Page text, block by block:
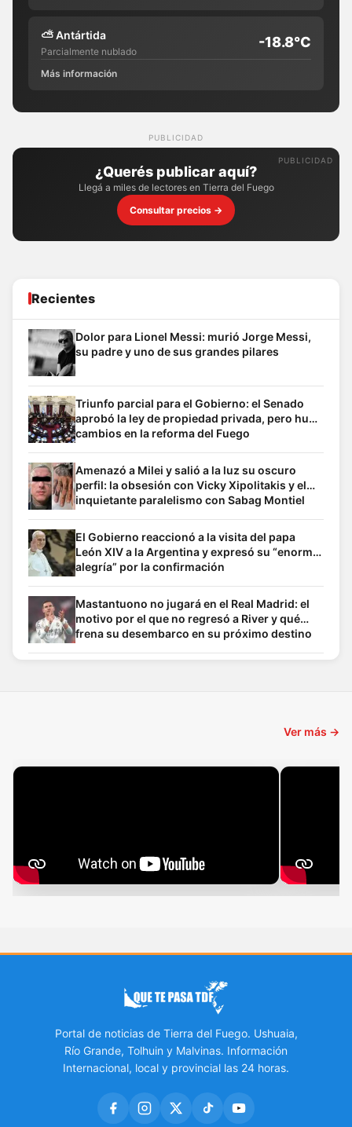
⛅Antártida
Parcialmente nublado
-18.8°C
Más información
PUBLICIDAD
¿Querés publicar aquí?
Llegá a miles de lectores en Tierra del Fuego
Consultar precios →
Recientes
Dolor para Lionel Messi: murió Jorge Messi,
su padre y uno de sus grandes pilares
Triunfo parcial para el Gobierno: el Senado
aprobó la ley de propiedad privada, pero hubo
cambios en la reforma del Fuego
Amenazó a Milei y salió a la luz su oscuro
perfil: la obsesión con Vicky Xipolitakis y el
inquietante paralelismo con Sabag Montiel
El Gobierno reaccionó a la visita del papa
León XIV a la Argentina y expresó su “enorme
alegría” por la confirmación
Mastantuono no jugará en el Real Madrid: el
motivo por el que no regresó a River y qué
frena su desembarco en su próximo destino
Ver más →
Portal de noticias de Tierra del Fuego. Ushuaia,
Río Grande, Tolhuin y Malvinas. Información
Internacional, local y provincial las 24 horas.